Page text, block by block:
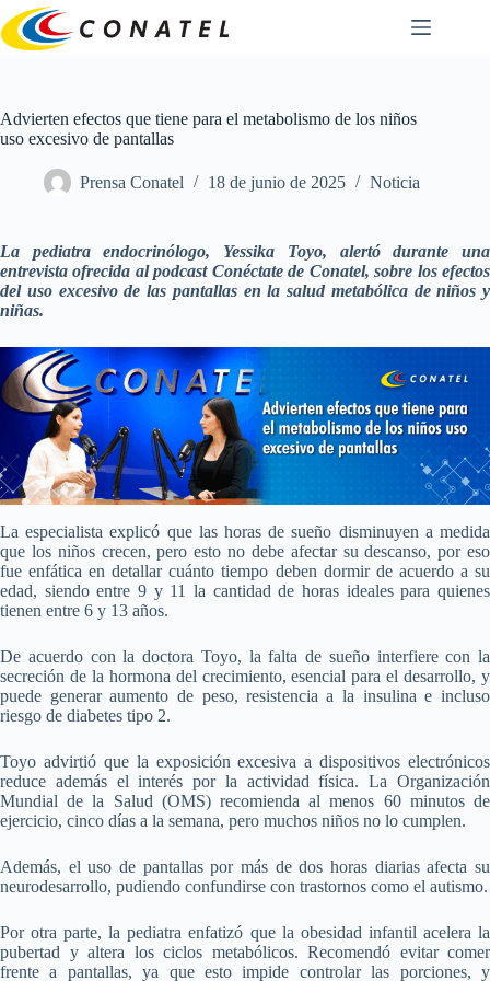
Saltar
al
contenido
Advierten efectos que tiene para el metabolismo de los niños
uso excesivo de pantallas
Prensa Conatel 18 de junio de 2025 Noticia
La pediatra endocrinólogo, Yessika Toyo, alertó durante una
entrevista ofrecida al podcast Conéctate de Conatel, sobre los efectos
del uso excesivo de las pantallas en la salud metabólica de niños y
niñas.
La especialista explicó que las horas de sueño disminuyen a medida
que los niños crecen, pero esto no debe afectar su descanso, por eso
fue enfática en detallar cuánto tiempo deben dormir de acuerdo a su
edad, siendo entre 9 y 11 la cantidad de horas ideales para quienes
tienen entre 6 y 13 años.
De acuerdo con la doctora Toyo, la falta de sueño interfiere con la
secreción de la hormona del crecimiento, esencial para el desarrollo, y
puede generar aumento de peso, resistencia a la insulina e incluso
riesgo de diabetes tipo 2.
Toyo advirtió que la exposición excesiva a dispositivos electrónicos
reduce además el interés por la actividad física. La Organización
Mundial de la Salud (OMS) recomienda al menos 60 minutos de
ejercicio, cinco días a la semana, pero muchos niños no lo cumplen.
Además, el uso de pantallas por más de dos horas diarias afecta su
neurodesarrollo, pudiendo confundirse con trastornos como el autismo.
Por otra parte, la pediatra enfatizó que la obesidad infantil acelera la
pubertad y altera los ciclos metabólicos. Recomendó evitar comer
frente a pantallas, ya que esto impide controlar las porciones, y